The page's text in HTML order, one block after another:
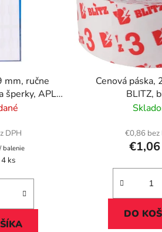
mm, ručne
šperky, APLI,
bal
DPH
/ balenie
ks
Cenová páska,
BLITZ,
€0,86 bez
DO